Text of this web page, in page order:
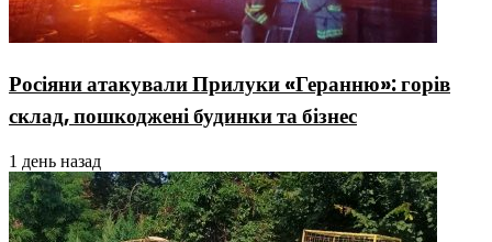
Росіяни атакували Прилуки «Геранню»: горів
склад, пошкоджені будинки та бізнес
1 день назад